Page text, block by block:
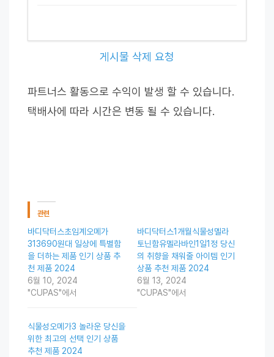
게시물 삭제 요청
파트너스 활동으로 수익이 발생 할 수 있습니다.
택배사에 따라 시간은 변동 될 수 있습니다.
관련
바디닥터스초임계오메가
313690원대 일상에 특별함
을 더하는 제품 인기 상품 추
천 제품 2024
6월 10, 2024
"CUPAS"에서
바디닥터스1개월식물성멜라
토닌함유멜라바인1일1정 당신
의 취향을 채워줄 아이템 인기
상품 추천 제품 2024
6월 13, 2024
"CUPAS"에서
식물성오메가3 놀라운 당신을
위한 최고의 선택 인기 상품
추천 제품 2024